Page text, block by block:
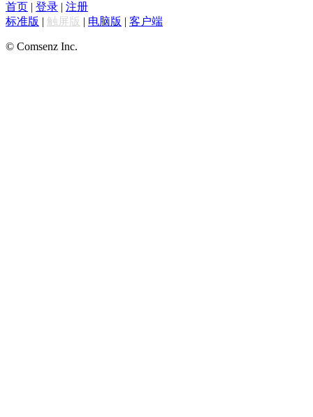
首页 | 登录 | 注册
标准版 | 触屏版 | 电脑版 | 客户端
© Comsenz Inc.